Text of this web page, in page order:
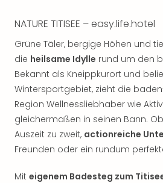
NATURE TITISEE – easy.life.hotel
Grüne Täler, bergige Höhen und
die heilsame Idylle rund um den
Bekannt als Kneippkurort und
Wintersportgebiet, zieht die
Region Wellnessliebhaber wie
gleichermaßen in seinen Bann.
Auszeit zu zweit, actionreiche
Freunden oder ein rundum
Mit eigenem Badesteg zum